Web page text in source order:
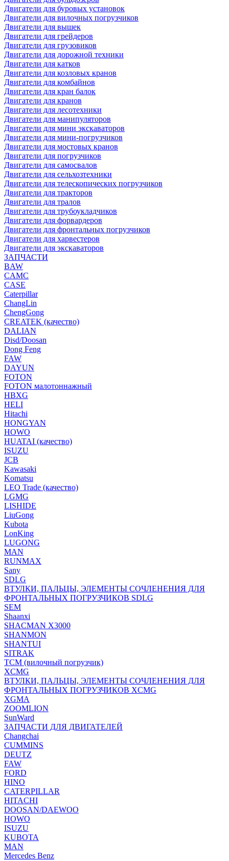
Двигатели для буровых установок
Двигатели для вилочных погрузчиков
Двигатели для вышек
Двигатели для грейдеров
Двигатели для грузовиков
Двигатели для дорожной техники
Двигатели для катков
Двигатели для козловых кранов
Двигатели для комбайнов
Двигатели для кран балок
Двигатели для кранов
Двигатели для лесотехники
Двигатели для манипуляторов
Двигатели для мини экскаваторов
Двигатели для мини-погрузчиков
Двигатели для мостовых кранов
Двигатели для погрузчиков
Двигатели для самосвалов
Двигатели для сельхозтехники
Двигатели для телескопических погрузчиков
Двигатели для тракторов
Двигатели для тралов
Двигатели для трубоукладчиков
Двигатели для форвардеров
Двигатели для фронтальных погрузчиков
Двигатели для харвестеров
Двигатели для экскаваторов
ЗАПЧАСТИ
BAW
CAMC
CASE
Caterpillar
ChangLin
ChengGong
CREATEK (качество)
DALIAN
Disd/Doosan
Dong Feng
FAW
DAYUN
FOTON
FOTON малотоннажный
HBXG
HELI
Hitachi
HONGYAN
HOWO
HUATAI (качество)
ISUZU
JCB
Kawasaki
Komatsu
LEO Trade (качество)
LGMG
LISHIDE
LiuGong
Kubota
LonKing
LUGONG
MAN
RUNMAX
Sany
SDLG
ВТУЛКИ, ПАЛЬЦЫ, ЭЛЕМЕНТЫ СОЧЛЕНЕНИЯ ДЛЯ
ФРОНТАЛЬНЫХ ПОГРУЗЧИКОВ SDLG
SEM
Shaanxi
SHACMAN X3000
SHANMON
SHANTUI
SITRAK
TCM (вилочный погрузчик)
XCMG
ВТУЛКИ, ПАЛЬЦЫ, ЭЛЕМЕНТЫ СОЧЛЕНЕНИЯ ДЛЯ
ФРОНТАЛЬНЫХ ПОГРУЗЧИКОВ XCMG
XGMA
ZOOMLION
SunWard
ЗАПЧАСТИ ДЛЯ ДВИГАТЕЛЕЙ
Changchai
CUMMINS
DEUTZ
FAW
FORD
HINO
CATERPILLAR
HITACHI
DOOSAN/DAEWOO
HOWO
ISUZU
KUBOTA
MAN
Mercedes Benz